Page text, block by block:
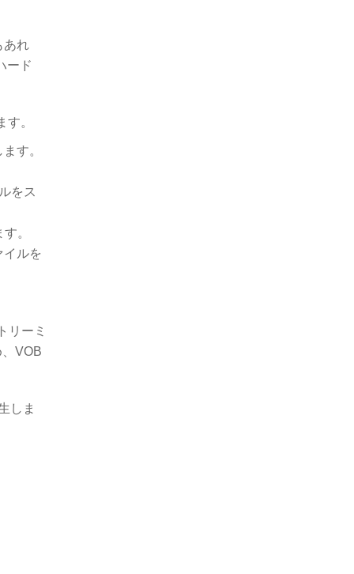
あれ
ード
。
す。
をス
。
ルを
リーミ
VOB
しま